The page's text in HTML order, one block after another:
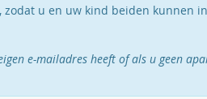
u en uw kind beiden kunnen
e-mailadres heeft of als u geen